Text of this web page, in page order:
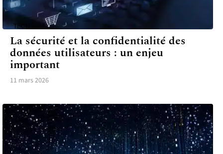
TECH
La sécurité et la confidentialité des
données utilisateurs : un enjeu
important
11 mars 2026